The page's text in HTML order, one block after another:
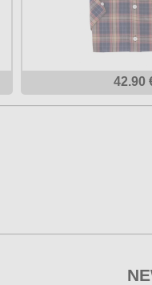
42.90